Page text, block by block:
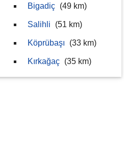
Bigadiç (49 km)
Salihli (51 km)
Köprübaşı (33 km)
Kırkağaç (35 km)